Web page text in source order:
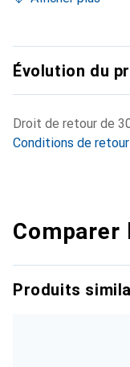
Évolution du
Droit de retour de
Conditions de retour
Produits